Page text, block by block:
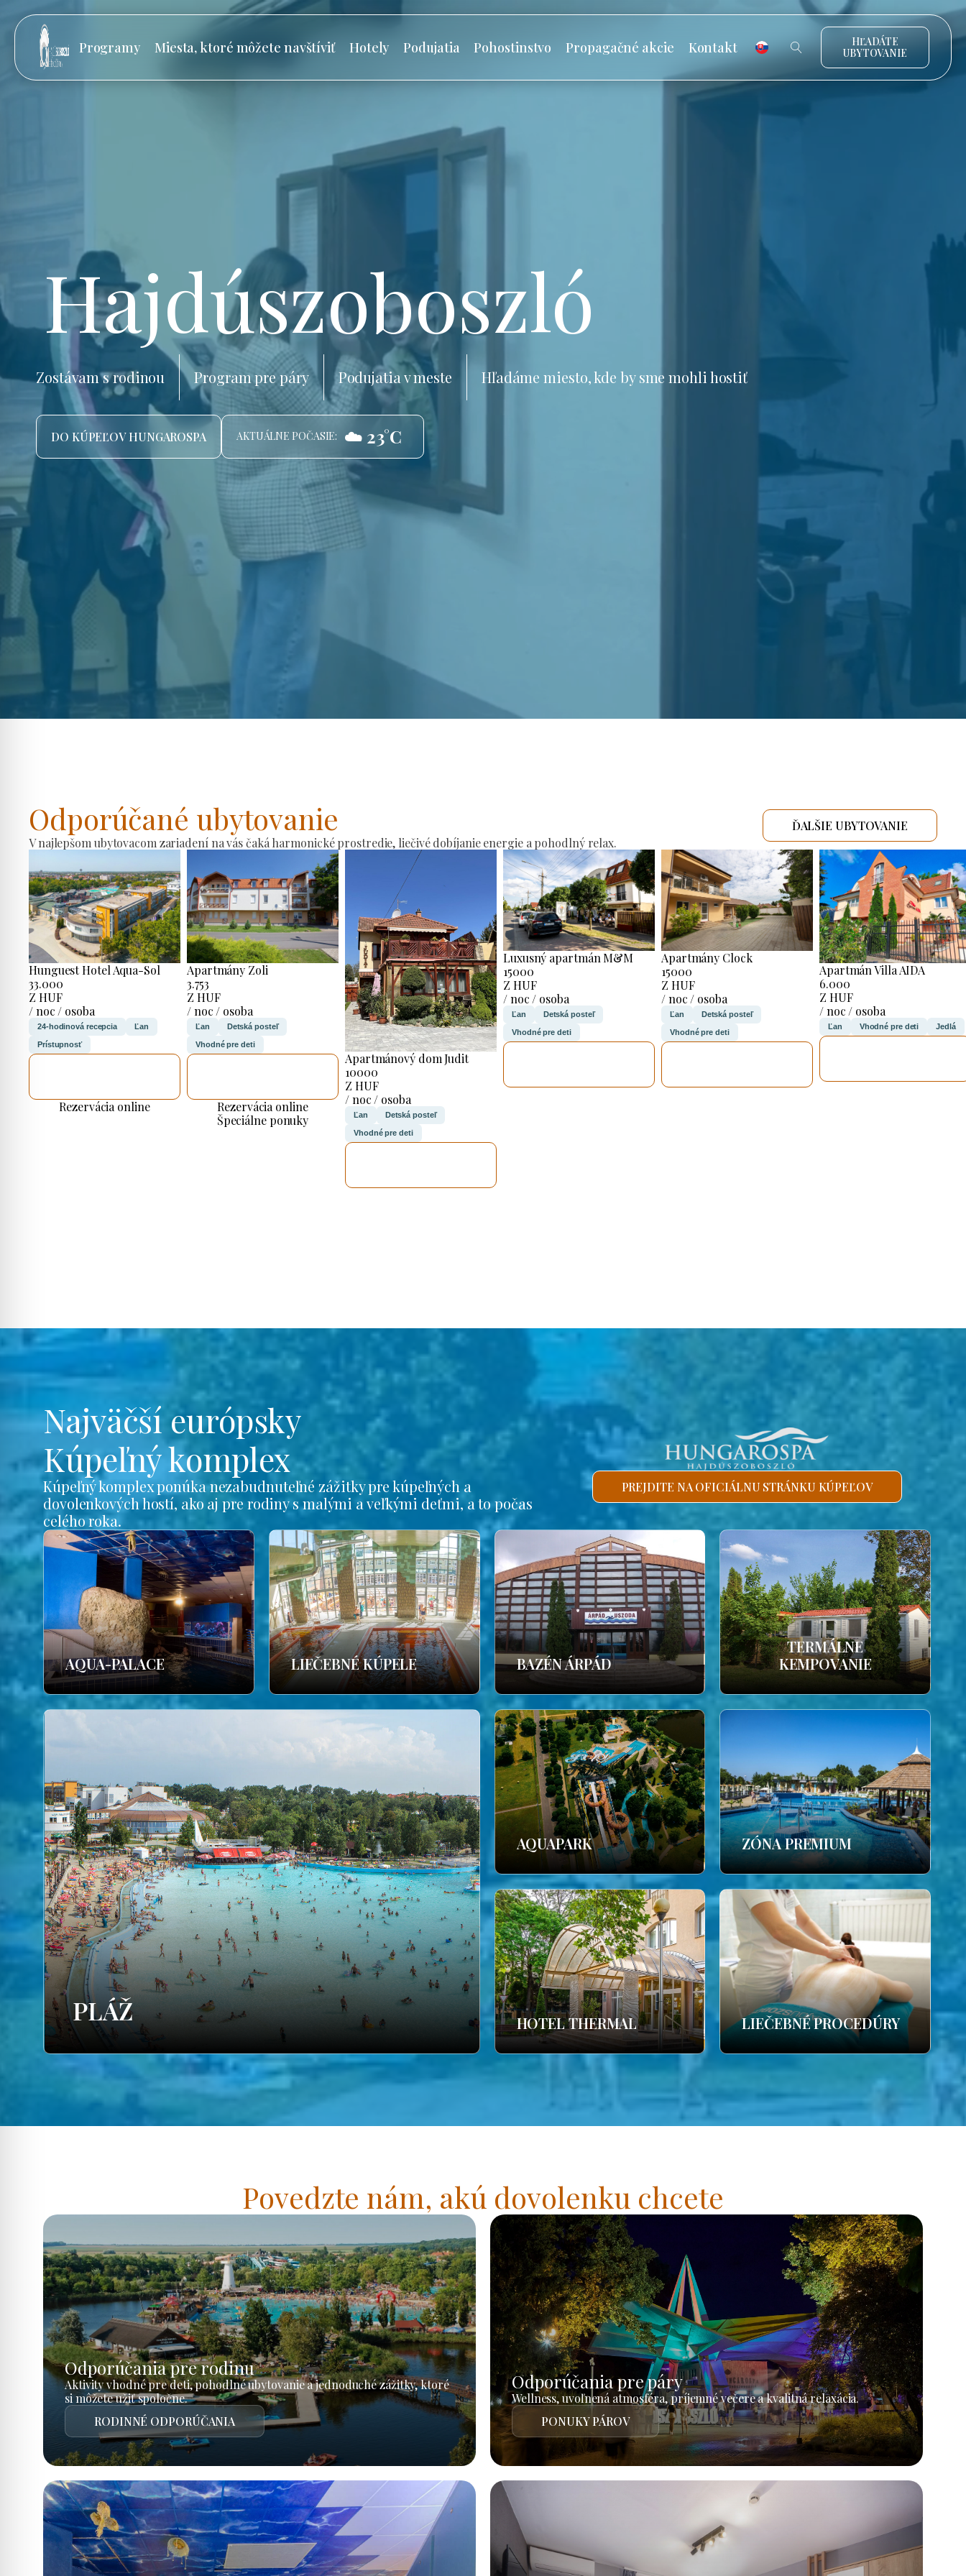
Programy Miesta, ktoré môžete navštíviť Hotely Podujatia Pohostinstvo Propagačné akcie Kontakt
HĽADÁTE
UBYTOVANIE
Hajdúszoboszló
Zostávam s rodinou Program pre páry Podujatia v meste Hľadáme miesto, kde by sme mohli hostiť
DO KÚPEĽOV HUNGAROSPA AKTUÁLNE POČASIE: ☁️ 23°C
Odporúčané ubytovanie
V najlepšom ubytovacom zariadení na vás čaká harmonické prostredie, liečivé dobíjanie energie a pohodlný relax.
ĎALŠIE UBYTOVANIE
Hunguest Hotel Aqua-Sol
33.000
Z HUF
/ noc / osoba
24-hodinová recepcia Ľan
Prístupnosť
Rezervácia online
Apartmány Zoli
3.753
Z HUF
/ noc / osoba
Ľan Detská posteľ
Vhodné pre deti
Rezervácia online
Špeciálne ponuky
Apartmánový dom Judit
10000
Z HUF
/ noc / osoba
Ľan Detská posteľ
Vhodné pre deti
Luxusný apartmán M&M
15000
Z HUF
/ noc / osoba
Ľan Detská posteľ
Vhodné pre deti
Apartmány Clock
15000
Z HUF
/ noc / osoba
Ľan Detská posteľ
Vhodné pre deti
Apartmán Villa AIDA
6.000
Z HUF
/ noc / osoba
Ľan Vhodné pre deti Jedlá
Najväčší európsky
Kúpeľný komplex
Kúpeľný komplex ponúka nezabudnuteľné zážitky pre kúpeľných a
dovolenkových hostí, ako aj pre rodiny s malými a veľkými deťmi, a to počas
celého roka.
PREJDITE NA OFICIÁLNU STRÁNKU KÚPEĽOV
AQUA-PALACE LIEČEBNÉ KÚPELE BAZÉN ÁRPÁD
TERMÁLNE
KEMPOVANIE
PLÁŽ
AQUAPARK ZÓNA PREMIUM
HOTEL THERMAL LIEČEBNÉ PROCEDÚRY
Povedzte nám, akú dovolenku chcete
Odporúčania pre rodinu
Aktivity vhodné pre deti, pohodlné ubytovanie a jednoduché zážitky, ktoré
si môžete užiť spoločne.
RODINNÉ ODPORÚČANIA
Odporúčania pre páry
Wellness, uvoľnená atmosféra, príjemné večere a kvalitná relaxácia.
PONUKY PÁROV